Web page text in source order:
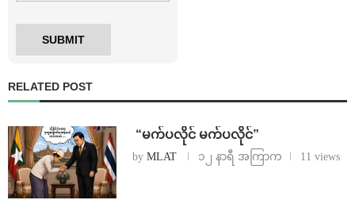
RELATED POST
⁨ ⁨“မက်ပလိုင် မက်ပလိုင်”
by MLAT ၁၂ နာရီ အကြာက 11 views